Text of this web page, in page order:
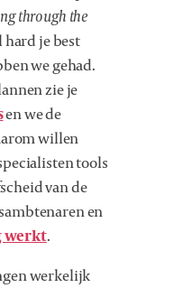
through the
hard je best
we gehad.
zie je
en we de
willen
tools
van de
en
werkt.
werkelijk